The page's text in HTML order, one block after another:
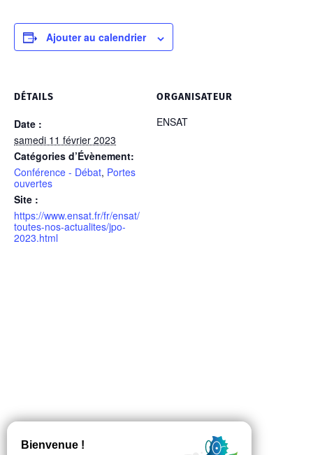
Ajouter au calendrier
DÉTAILS
Date :
samedi 11 février 2023
Catégories d’Évènement:
Conférence - Débat, Portes
ouvertes
Site :
https://www.ensat.fr/fr/ensat/
toutes-nos-actualites/jpo-
2023.html
ORGANISATEUR
ENSAT